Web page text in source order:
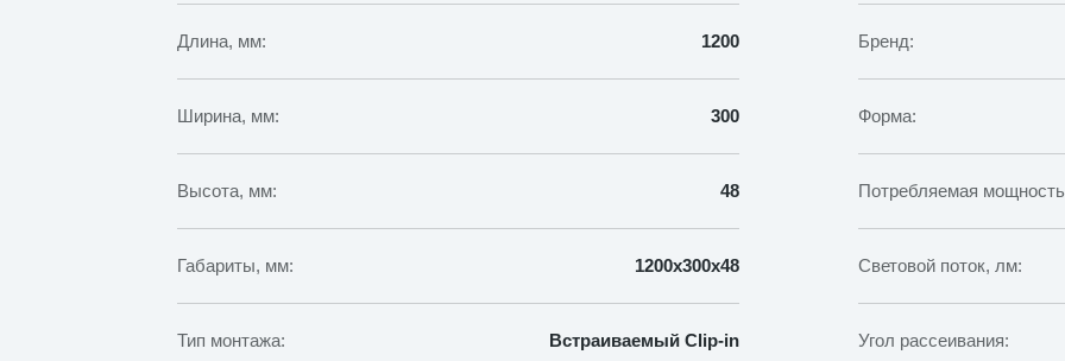
Длина, мм: 1200 Бренд:
Ширина, мм: 300 Форма:
Высота, мм: 48 Потребляемая
Габариты, мм: 1200х300х48 Световой поток, лм:
Тип монтажа: Встраиваемый Clip-in Угол рассеивания: